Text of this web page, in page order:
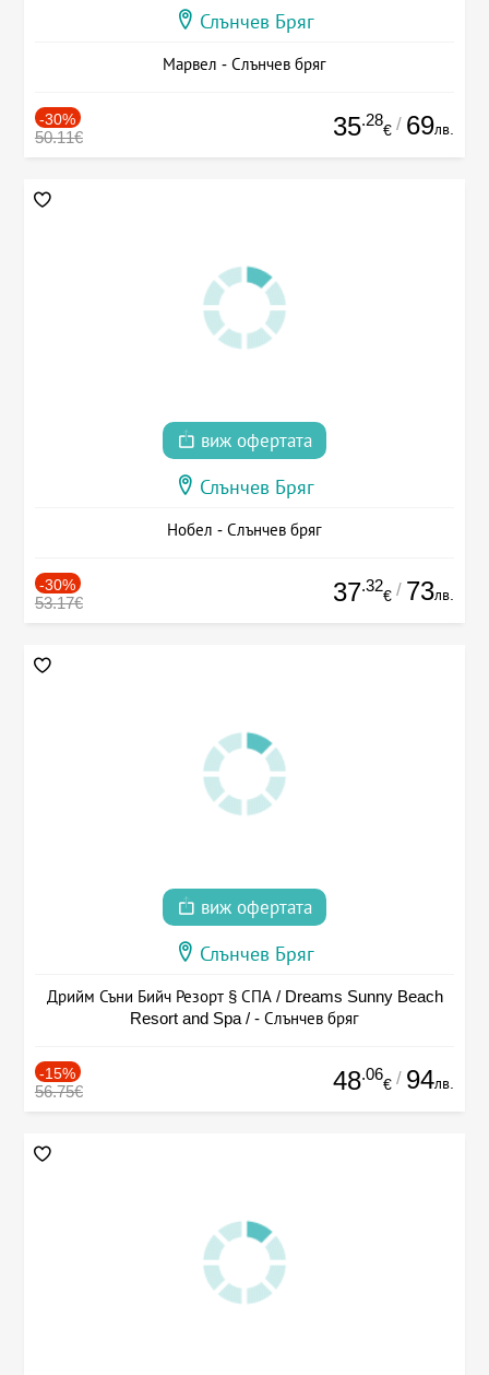
Слънчев Бряг
Марвел - Слънчев бряг
-30%
50.11€ 35.28
€ / 69лв.
виж офертата
Слънчев Бряг
Нобел - Слънчев бряг
-30%
53.17€ 37.32
€ / 73лв.
виж офертата
Слънчев Бряг
Дрийм Съни Бийч Резорт § СПА / Dreams Sunny Beach
Resort and Spa / - Слънчев бряг
-15%
56.75€ 48.06
€ / 94лв.